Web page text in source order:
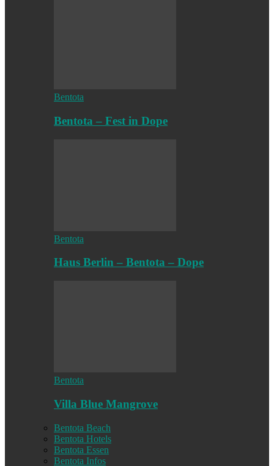
Bentota
Bentota – Fest in Dope
Bentota
Haus Berlin – Bentota – Dope
Bentota
Villa Blue Mangrove
Bentota Beach
Bentota Hotels
Bentota Essen
Bentota Infos